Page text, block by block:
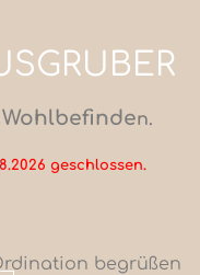
n.
geschlossen.
begrüßen